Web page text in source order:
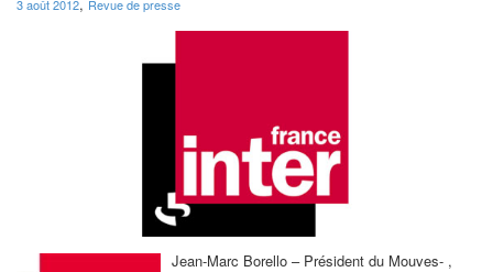
3 août 2012 Revue de presse
Jean-Marc Borello – Président du Mouves- ,